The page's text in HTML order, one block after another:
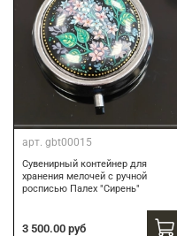
арт. gbt00015
Сувенирный контейнер для
хранения мелочей с ручной
росписью Палех "Сирень"
3 500.00 руб